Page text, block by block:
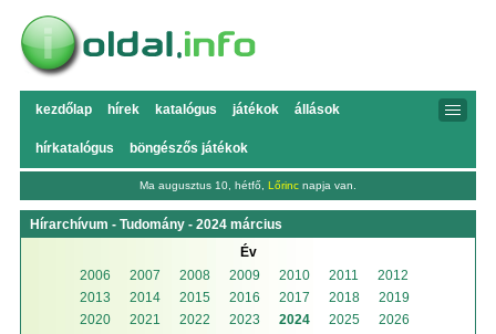
kezdőlap hírek katalógus játékok állások
hírkatalógus böngészős játékok
Ma augusztus 10, hétfő, Lőrinc napja van.
Hírarchívum - Tudomány - 2024 március
Év
2006
2007 2008 2009 2010 2011
2012
2013
2014 2015 2016 2017 2018
2019
2020
2021 2022 2023 2024 2025 2026